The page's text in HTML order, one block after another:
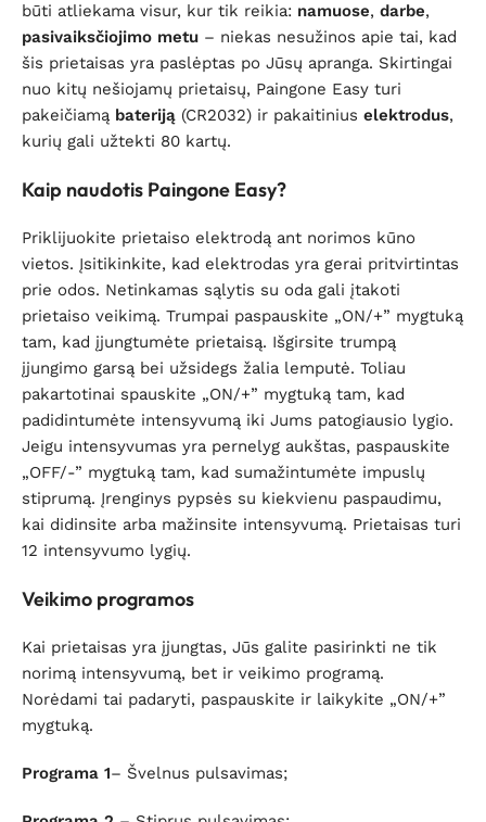
būti atliekama visur, kur tik reikia: namuose, darbe,
pasivaiksčiojimo metu – niekas nesužinos apie tai, kad
šis prietaisas yra paslėptas po Jūsų apranga. Skirtingai
nuo kitų nešiojamų prietaisų, Paingone Easy turi
pakeičiamą bateriją (CR2032) ir pakaitinius elektrodus,
kurių gali užtekti 80 kartų.
Kaip naudotis Paingone Easy?
Priklijuokite prietaiso elektrodą ant norimos kūno
vietos. Įsitikinkite, kad elektrodas yra gerai pritvirtintas
prie odos. Netinkamas sąlytis su oda gali įtakoti
prietaiso veikimą. Trumpai paspauskite „ON/+” mygtuką
tam, kad įjungtumėte prietaisą. Išgirsite trumpą
įjungimo garsą bei užsidegs žalia lemputė. Toliau
pakartotinai spauskite „ON/+” mygtuką tam, kad
padidintumėte intensyvumą iki Jums patogiausio lygio.
Jeigu intensyvumas yra pernelyg aukštas, paspauskite
„OFF/-” mygtuką tam, kad sumažintumėte impuslų
stiprumą. Įrenginys pypsės su kiekvienu paspaudimu,
kai didinsite arba mažinsite intensyvumą. Prietaisas turi
12 intensyvumo lygių.
Veikimo programos
Kai prietaisas yra įjungtas, Jūs galite pasirinkti ne tik
norimą intensyvumą, bet ir veikimo programą.
Norėdami tai padaryti, paspauskite ir laikykite „ON/+”
mygtuką.
Programa 1– Švelnus pulsavimas;